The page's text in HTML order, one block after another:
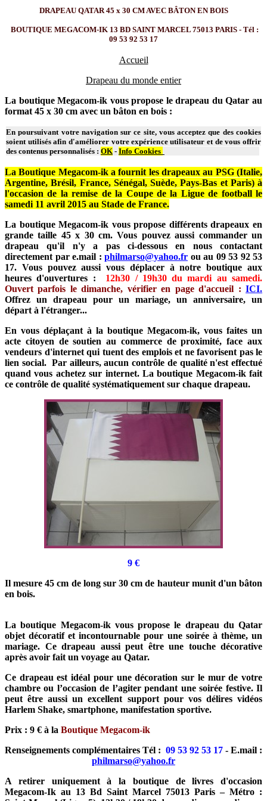
DRAPEAU QATAR 45 x 30 CM AVEC BÂTON EN BOIS
BOUTIQUE MEGACOM-IK 13 BD SAINT MARCEL 75013 PARIS - Tél :
09 53 92 53 17
Accueil
Drapeau du monde entier
La boutique Megacom-ik vous propose le drapeau du Qatar au
format 45 x 30 cm avec un bâton en bois :
En poursuivant votre navigation sur ce site, vous acceptez que des cookies
soient utilisés afin d'améliorer votre expérience utilisateur et de vous offrir
des contenus personnalisés : OK - Info Cookies
La Boutique Megacom-ik a fournit les drapeaux au PSG (Italie,
Argentine, Brésil, France, Sénégal, Suède, Pays-Bas et Paris) à
l'occasion de la remise de la Coupe de la Ligue de football le
samedi 11 avril 2015 au Stade de France.
La boutique Megacom-ik vous propose différents drapeaux en
grande taille 45 x 30 cm. Vous pouvez aussi commander un
drapeau qu'il n'y a pas ci-dessous en nous contactant
directement par e.mail : philmarso@yahoo.fr ou au 09 53 92 53
17. Vous pouvez aussi vous déplacer à notre boutique aux
heures d'ouvertures : 12h30 / 19h30 du mardi au samedi.
Ouvert parfois le dimanche, vérifier en page d'accueil : ICI.
Offrez un drapeau pour un mariage, un anniversaire, un
départ à l'étranger...
En vous déplaçant à la boutique Megacom-ik, vous faites un
acte citoyen de soutien au commerce de proximité, face aux
vendeurs d'internet qui tuent des emplois et ne favorisent pas le
lien social. Par ailleurs, aucun contrôle de qualité n'est effectué
quand vous achetez sur internet. La boutique Megacom-ik fait
ce contrôle de qualité systématiquement sur chaque drapeau.
9 €
Il mesure 45 cm de long sur 30 cm de hauteur munit d'un bâton
en bois.
La boutique Megacom-ik vous propose le drapeau du Qatar
objet décoratif et incontournable pour une soirée à thème, un
mariage. Ce drapeau aussi peut être une touche décorative
après avoir fait un voyage au Qatar.
Ce drapeau est idéal pour une décoration sur le mur de votre
chambre ou l’occasion de l’agiter pendant une soirée festive. Il
peut être aussi un excellent support pour vos délires vidéos
Harlem Shake, smartphone, manifestation sportive.
Prix : 9 € à la Boutique Megacom-ik
Renseignements complémentaires Tél : 09 53 92 53 17 - E.mail :
philmarso@yahoo.fr
A retirer uniquement à la boutique de livres d'occasion
Megacom-Ik au 13 Bd Saint Marcel 75013 Paris – Métro :